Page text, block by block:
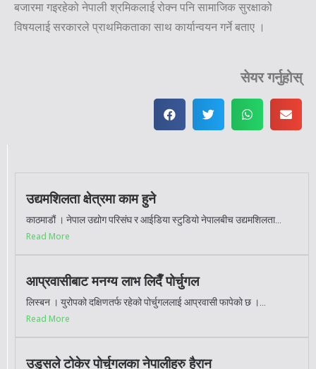
बजारमा गइरहेको नेपाली श्रमिकलाई रोक्न पनि सामाजिक सुरक्षाको
विषयलाई सरकारले प्राथमिकताका साथ कार्यान्वयन गर्ने बताए ।
सेयर गर्नुहोस्
उद्यमशिलता क्षेत्रमा काम हुने
काठमाडौं । नेपाल उद्योग परिसंघ र आईडिया स्टुडियो नेपालबीच उद्यमशिलता...
Read More
आप्रवासीबाट मनग्य लाभ लिदैँ पोर्चुगल
लिस्बन । युरोपको दक्षिणतर्फ रहेको पोर्चुगललाई आप्रवासी फापेको छ ।...
Read More
उडुसले टोकेर पोर्चुगलका नेपालीहरु हैरान